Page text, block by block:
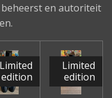
en autoriteit
Limited
edition
Limited
edition